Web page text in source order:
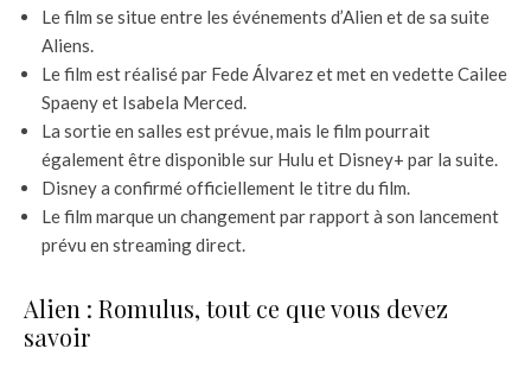
Le film se situe entre les événements d’Alien et de sa suite
Aliens.
Le film est réalisé par Fede Álvarez et met en vedette Cailee
Spaeny et Isabela Merced.
La sortie en salles est prévue, mais le film pourrait
également être disponible sur Hulu et Disney+ par la suite.
Disney a confirmé officiellement le titre du film.
Le film marque un changement par rapport à son lancement
prévu en streaming direct.
Alien : Romulus, tout ce que vous devez
savoir